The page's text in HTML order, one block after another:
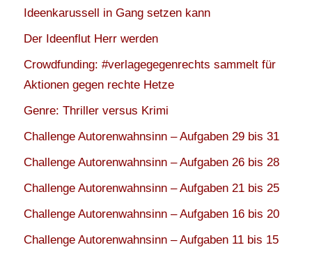
Ideenkarussell in Gang setzen kann
Der Ideenflut Herr werden
Crowdfunding: #verlagegegenrechts sammelt für
Aktionen gegen rechte Hetze
Genre: Thriller versus Krimi
Challenge Autorenwahnsinn – Aufgaben 29 bis 31
Challenge Autorenwahnsinn – Aufgaben 26 bis 28
Challenge Autorenwahnsinn – Aufgaben 21 bis 25
Challenge Autorenwahnsinn – Aufgaben 16 bis 20
Challenge Autorenwahnsinn – Aufgaben 11 bis 15